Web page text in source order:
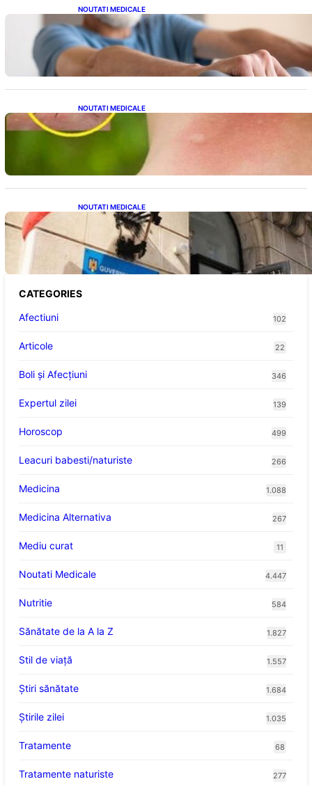
NOUTATI MEDICALE
Îmbunătățirea sănătății cardiovasculare:
Patru exerciții simple pentru reducerea
tensiunii arteriale la domiciliu
NOUTATI MEDICALE
Cum bacteriile pielii influențează atracția
țânțarilor: O nouă viziune asupra alegerii
NOUTATI MEDICALE
Investiția Ministerului Sănătății: 174 de
milioane de lei pentru modernizarea
sistemului sanitar din România
CATEGORIES
Afectiuni
102
Articole 22
Boli și Afecțiuni 346
Expertul zilei 139
Horoscop 499
Leacuri babesti/naturiste 266
Medicina 1.088
Medicina Alternativa 267
Mediu curat 11
Noutati Medicale 4.447
Nutritie 584
Sănătate de la A la Z 1.827
Stil de viaţă 1.557
Ştiri sănătate 1.684
Știrile zilei 1.035
Tratamente 68
Tratamente naturiste 277